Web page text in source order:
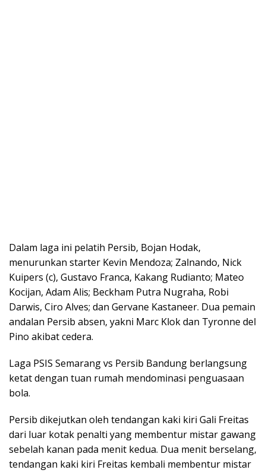
Dalam laga ini pelatih Persib, Bojan Hodak,
menurunkan starter Kevin Mendoza; Zalnando, Nick
Kuipers (c), Gustavo Franca, Kakang Rudianto; Mateo
Kocijan, Adam Alis; Beckham Putra Nugraha, Robi
Darwis, Ciro Alves; dan Gervane Kastaneer. Dua pemain
andalan Persib absen, yakni Marc Klok dan Tyronne del
Pino akibat cedera.
Laga PSIS Semarang vs Persib Bandung berlangsung
ketat dengan tuan rumah mendominasi penguasaan
bola.
Persib dikejutkan oleh tendangan kaki kiri Gali Freitas
dari luar kotak penalti yang membentur mistar gawang
sebelah kanan pada menit kedua. Dua menit berselang,
tendangan kaki kiri Freitas kembali membentur mistar